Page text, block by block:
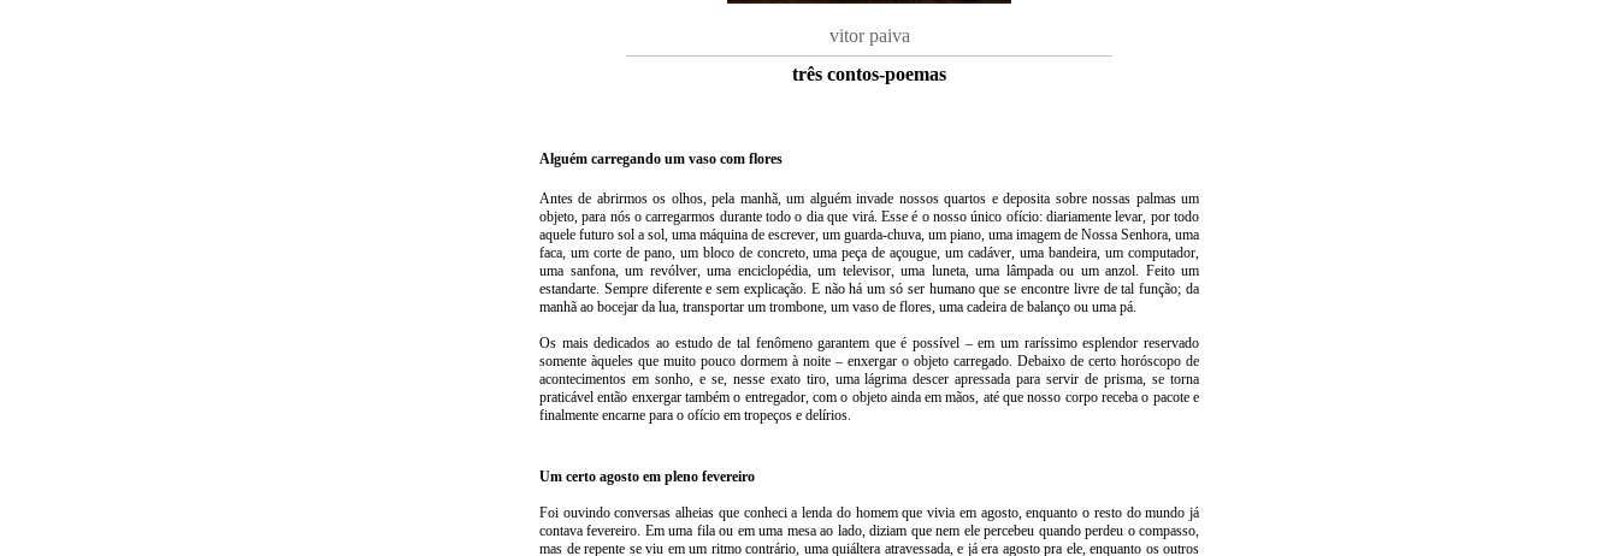
vitor paiva
três contos-poemas
Alguém carregando um vaso com flores
Antes de abrirmos os olhos, pela manhã, um alguém invade nossos quartos e deposita sobre nossas palmas um
objeto, para nós o carregarmos durante todo o dia que virá. Esse é o nosso único ofício: diariamente levar, por todo
aquele futuro sol a sol, uma máquina de escrever, um guarda-chuva, um piano, uma imagem de Nossa Senhora, uma
faca, um corte de pano, um bloco de concreto, uma peça de açougue, um cadáver, uma bandeira, um computador,
uma sanfona, um revólver, uma enciclopédia, um televisor, uma luneta, uma lâmpada ou um anzol. Feito um
estandarte. Sempre diferente e sem explicação. E não há um só ser humano que se encontre livre de tal função; da
manhã ao bocejar da lua, transportar um trombone, um vaso de flores, uma cadeira de balanço ou uma pá.
Os mais dedicados ao estudo de tal fenômeno garantem que é possível – em um raríssimo esplendor reservado
somente àqueles que muito pouco dormem à noite – enxergar o objeto carregado. Debaixo de certo horóscopo de
acontecimentos em sonho, e se, nesse exato tiro, uma lágrima descer apressada para servir de prisma, se torna
praticável então enxergar também o entregador, com o objeto ainda em mãos, até que nosso corpo receba o pacote e
finalmente encarne para o ofício em tropeços e delírios.
Um certo agosto em pleno fevereiro
Foi ouvindo conversas alheias que conheci a lenda do homem que vivia em agosto, enquanto o resto do mundo já
contava fevereiro. Em uma fila ou em uma mesa ao lado, diziam que nem ele percebeu quando perdeu o compasso,
mas de repente se viu em um ritmo contrário, uma quiáltera atravessada, e já era agosto pra ele, enquanto os outros